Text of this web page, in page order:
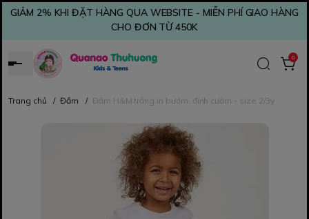
GIẢM 2% KHI ĐẶT HÀNG QUA WEBSITE - MIỄN PHÍ GIAO HÀNG
CHO ĐƠN TỪ 450K
0
Trang chủ / Đầm / Đầm H&M trắng in bướm, đính cườm - size 2/3y